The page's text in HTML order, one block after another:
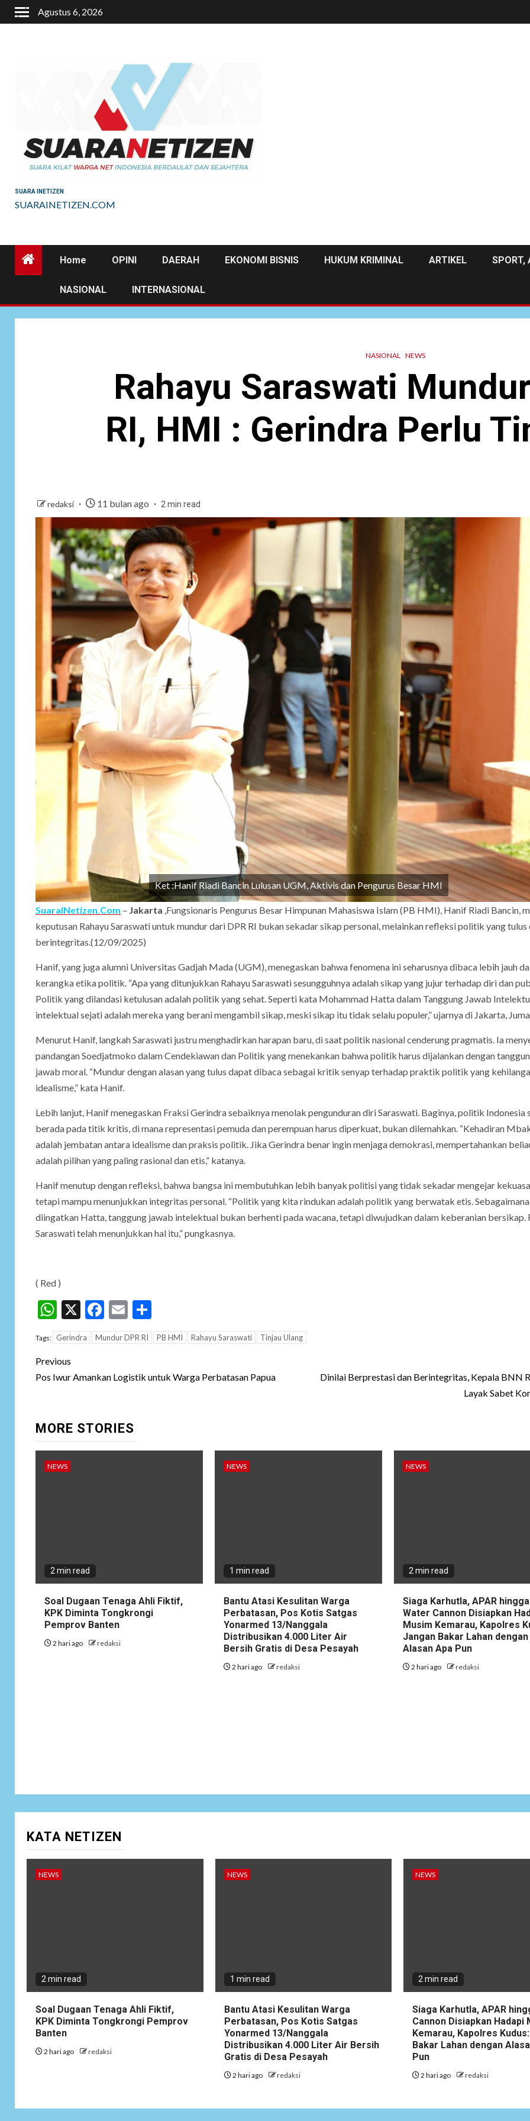
Skip
to
Agustus 6, 2026
SUARA INETIZEN
SUARAINETIZEN.COM
Home OPINI DAERAH EKONOMI BISNIS HUKUM KRIMINAL ARTIKEL SPORT,
NASIONAL INTERNASIONAL
NASIONAL NEWS
Rahayu Saraswati
RI, HMI : Gerindra Perlu
redaksi 11 bulan ago 2 min read
Ket :Hanif Riadi Bancin Lulusan UGM, Aktivis dan Pengurus Besar HMI
SuaraINetizen.Com – Jakarta ,Fungsionaris Pengurus Besar Himpunan Mahasiswa Islam (PB HMI), Hanif Riadi Bancin,
keputusan Rahayu Saraswati untuk mundur dari DPR RI bukan sekadar sikap personal, melainkan refleksi politik yang tulus
berintegritas.(12/09/2025)
Hanif, yang juga alumni Universitas Gadjah Mada (UGM), menegaskan bahwa fenomena ini seharusnya dibaca lebih jauh
kerangka etika politik. “Apa yang ditunjukkan Rahayu Saraswati sesungguhnya adalah sikap yang jujur terhadap diri dan
Politik yang dilandasi ketulusan adalah politik yang sehat. Seperti kata Mohammad Hatta dalam Tanggung Jawab
intelektual sejati adalah mereka yang berani mengambil sikap, meski sikap itu tidak selalu populer,” ujarnya di Jakarta,
Menurut Hanif, langkah Saraswati justru menghadirkan harapan baru, di saat politik nasional cenderung pragmatis. Ia
pandangan Soedjatmoko dalam Cendekiawan dan Politik yang menekankan bahwa politik harus dijalankan dengan
jawab moral. “Mundur dengan alasan yang tulus dapat dibaca sebagai kritik senyap terhadap praktik politik yang
idealisme,” kata Hanif.
Lebih lanjut, Hanif menegaskan Fraksi Gerindra sebaiknya menolak pengunduran diri Saraswati. Baginya, politik Indonesia
berada pada titik kritis, di mana representasi pemuda dan perempuan harus diperkuat, bukan dilemahkan. “Kehadiran
adalah jembatan antara idealisme dan praksis politik. Jika Gerindra benar ingin menjaga demokrasi, mempertahankan
adalah pilihan yang paling rasional dan etis,” katanya.
Hanif menutup dengan refleksi, bahwa bangsa ini membutuhkan lebih banyak politisi yang tidak sekadar mengejar
tetapi mampu menunjukkan integritas personal. “Politik yang kita rindukan adalah politik yang berwatak etis. Sebagaimana
diingatkan Hatta, tanggung jawab intelektual bukan berhenti pada wacana, tetapi diwujudkan dalam keberanian bersikap.
Saraswati telah menunjukkan hal itu,” pungkasnya.
( Red )
WhatsApp
X Facebook
Email
Tags: Gerindra Mundur DPR RI PB HMI Rahayu Saraswati Tinjau Ulang
Post
navigation
Previous
Pos Iwur Amankan Logistik untuk Warga Perbatasan Papua
Dinilai Berprestasi dan Berintegritas, Kepala BNN
Layak Sabet
MORE STORIES
NEWS
2 min read
Soal Dugaan Tenaga Ahli Fiktif,
KPK Diminta Tongkrongi
Pemprov Banten
2 hari ago redaksi
NEWS
1 min read
Bantu Atasi Kesulitan Warga
Perbatasan, Pos Kotis Satgas
Yonarmed 13/Nanggala
Distribusikan 4.000 Liter Air
Bersih Gratis di Desa Pesayah
2 hari ago redaksi
NEWS
2 min read
Siaga Karhutla, APAR hingga
Water Cannon Disiapkan
Musim Kemarau, Kapolres
Jangan Bakar Lahan dengan
Alasan Apa Pun
2 hari ago redaksi
KATA NETIZEN
NEWS
2 min read
Soal Dugaan Tenaga Ahli Fiktif,
KPK Diminta Tongkrongi Pemprov
Banten
2 hari ago redaksi
NEWS
1 min read
Bantu Atasi Kesulitan Warga
Perbatasan, Pos Kotis Satgas
Yonarmed 13/Nanggala
Distribusikan 4.000 Liter Air Bersih
Gratis di Desa Pesayah
2 hari ago redaksi
NEWS
2 min read
Siaga Karhutla, APAR
Cannon Disiapkan Hadapi
Kemarau, Kapolres
Bakar Lahan dengan
Pun
2 hari ago redaksi